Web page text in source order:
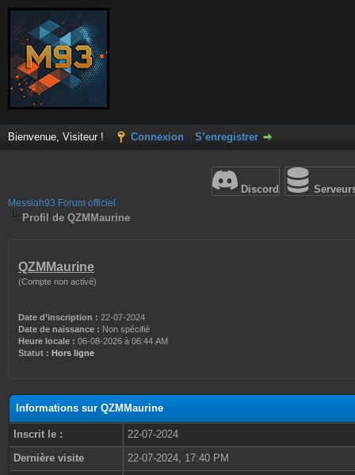
Bienvenue, Visiteur ! Connexion S’enregistrer
Discord
Messiah93 Forum officiel
Profil de QZMMaurine
QZMMaurine
(Compte non activé)
Date d’inscription : 22-07-2024
Date de naissance : Non spécifié
Heure locale : 06-08-2026 à 06:44 AM
Statut : Hors ligne
Informations sur QZMMaurine
Inscrit le :
22-07-2024
Dernière visite
22-07-2024, 17:40 PM